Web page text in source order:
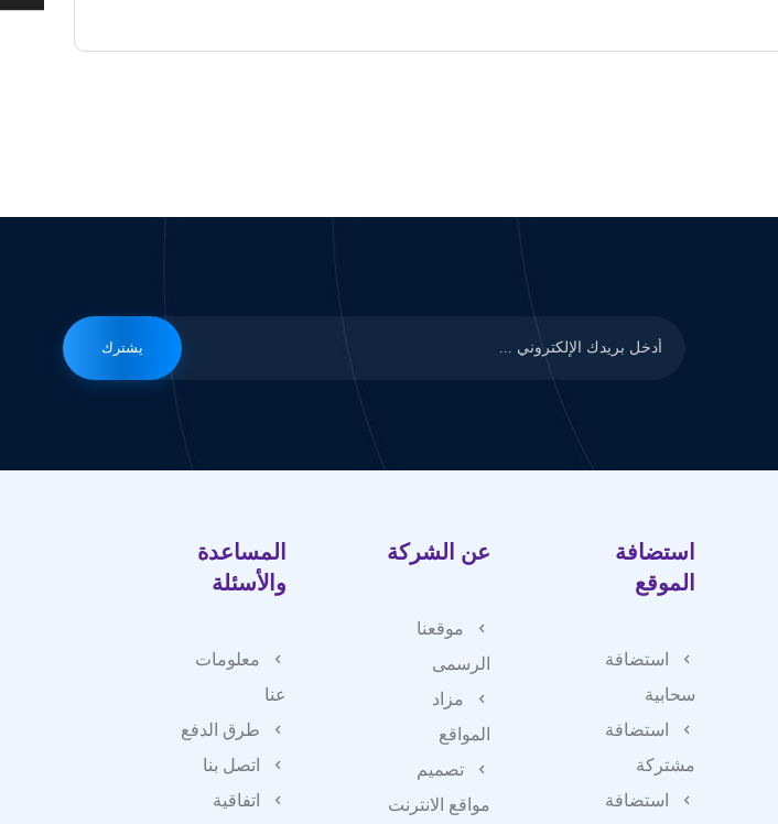
يشترك
استضافة
الموقع
استضافة
سحابية
استضافة
مشتركة
استضافة
عن الشركة
موقعنا
الرسمى
مزاد
المواقع
تصميم
مواقع الانترنت
المساعدة
والأسئلة
معلومات
عنا
طرق الدفع
اتصل بنا
اتفاقية